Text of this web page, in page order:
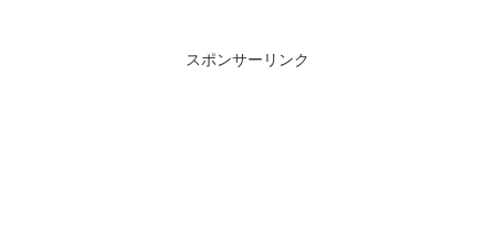
スポンサーリンク